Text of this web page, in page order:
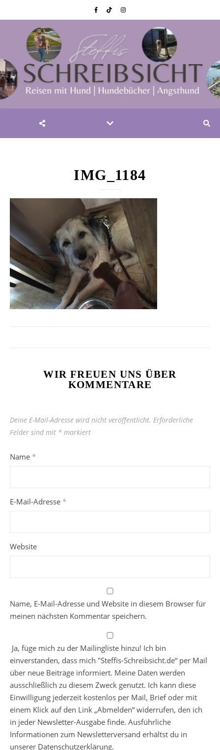
IMG_1184
WIR FREUEN UNS ÜBER
KOMMENTARE
Deine E-Mail-Adresse wird nicht veröffentlicht. Erforderliche
Felder sind mit * markiert
Name *
E-Mail-Adresse *
Website
Name, E-Mail-Adresse und Website in diesem Browser für
meinen nächsten Kommentar speichern.
Ja, füge mich zu der Mailingliste hinzu! Ich bin
einverstanden, dass mich "Steffis-Schreibsicht.de“ per Mail
über neue Beiträge informiert. Meine Daten werden
ausschließlich zu diesem Zweck genutzt. Ich kann diese
Einwilligung jederzeit kostenlos per Mail, Brief oder mit
einem Klick auf den Link „Abmelden“ widerrufen, den ich
in jeder Newsletter-Ausgabe finde. Ausführliche
Informationen zum Newsletterversand erhältst du in
unserer Datenschutzerklärung.